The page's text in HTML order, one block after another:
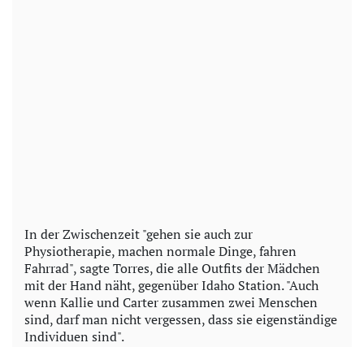
In der Zwischenzeit "gehen sie auch zur
Physiotherapie, machen normale Dinge, fahren
Fahrrad", sagte Torres, die alle Outfits der Mädchen
mit der Hand näht, gegenüber Idaho Station. "Auch
wenn Kallie und Carter zusammen zwei Menschen
sind, darf man nicht vergessen, dass sie eigenständige
Individuen sind".